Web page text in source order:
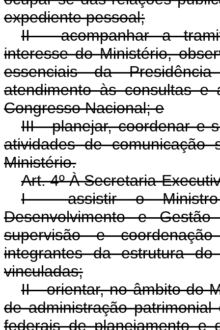
expediente pessoal;
II - acompanhar a
interesse do Ministério,
essenciais da
atendimento às consultas e
Congresso Nacional; e
III - planejar, coordenar e
atividades de
Ministério.
Art. 4º À Secretaria-
I - assistir o Ministro
Desenvolvimento e
supervisão e
integrantes da estrutura
vinculadas;
II - orientar, no âmbito do
de administração
federais de planejamento e